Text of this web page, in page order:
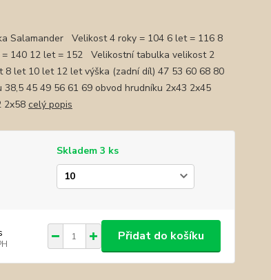
Salamander Velikost 4 roky = 104 6 let = 116 8
140 12 let = 152 Velikostní tabulka velikost 2
8 let 10 let 12 let výška (zadní díl) 47 53 60 68 80
38,5 45 49 56 61 69 obvod hrudníku 2x43 2x45
2x58 celý popis
Skladem 3 ks
Přidat do košíku